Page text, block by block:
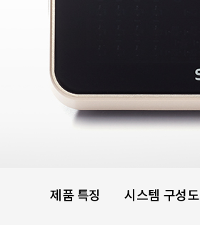
제품 특징 시스템 구성도